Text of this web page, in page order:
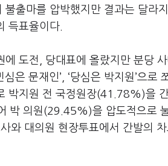
출마를 압박했지만 결과는 달라
득표율이다.
도전, 당대표에 올랐지만 분당
은 문재인’, ‘당심은 박지원’으로
박지원 전 국정원장(41.78%)을
박 의원(29.45%)을 압도적으로
대의원 현장투표에서 간발의 차